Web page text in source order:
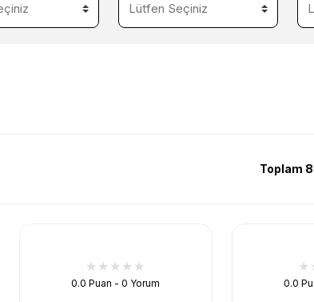
Toplam
0.0 Puan - 0 Yorum 0.0